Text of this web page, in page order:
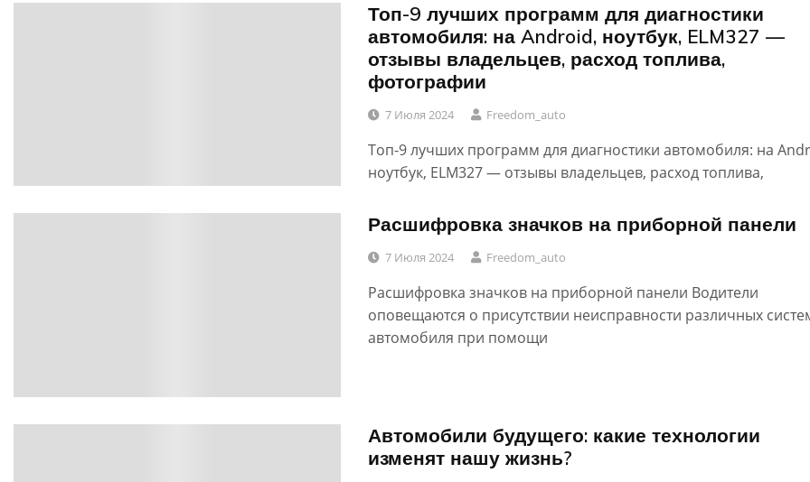
Топ-9 лучших программ для диагностики
автомобиля: на Android, ноутбук, ELM327 —
отзывы владельцев, расход топлива,
фотографии
7 Июля 2024 Freedom_auto
Топ-9 лучших программ для диагностики автомобиля: на
ноутбук, ELM327 — отзывы владельцев, расход топлива,
Расшифровка значков на приборной панели
7 Июля 2024 Freedom_auto
Расшифровка значков на приборной панели Водители
оповещаются о присутствии неисправности различных
автомобиля при помощи
Автомобили будущего: какие технологии
изменят нашу жизнь?